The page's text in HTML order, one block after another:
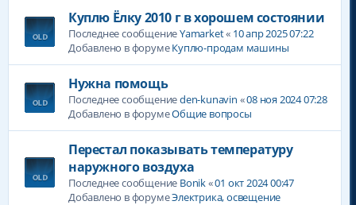
Куплю Ëлку 2010 г в хорошем состоянии
Последнее сообщениеYamarket« 10 апр 2025 07:22
Добавлено в форумеКуплю-продам машины
Нужна помощь
Последнее сообщениеden-kunavin «08 ноя 2024 07:28
Добавлено в форумеОбщие вопросы
Перестал показывать температуру
наружного воздуха
Последнее сообщение Bonik«01 окт 2024 00:47
Добавлено в форумеЭлектрика, освещение